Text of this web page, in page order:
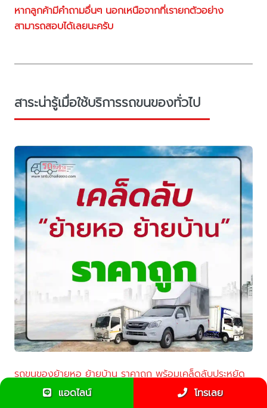
หากลูกค้ามีคำถามอื่นๆ นอกเหนือจากที่เรายกตัวอย่าง
สามารถสอบได้เลยนะครับ
สาระน่ารู้เมื่อใช้บริการรถขนของทั่วไป
รถขนของย้ายหอ ย้ายบ้าน ราคาถูก พร้อมเคล็ดลับประหยัด
ค่าใช้จ่ายแอดไลน์ โทรเลย